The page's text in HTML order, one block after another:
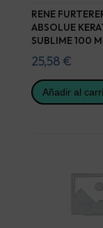
RENE
ABSOLUE
SUBLIME 100
25,58 €
Añadir al